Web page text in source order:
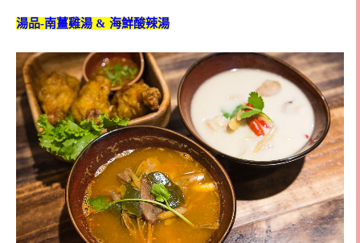
湯品-南薑雞湯 & 海鮮酸辣湯